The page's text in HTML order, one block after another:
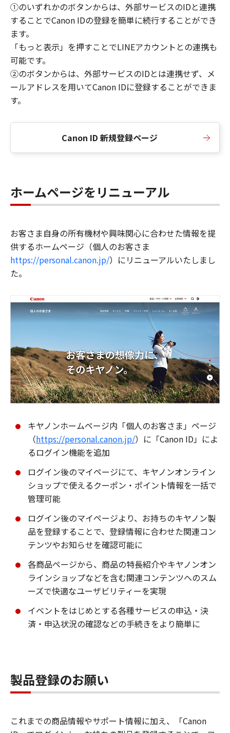
①のいずれかのボタンからは、外部サービスのIDと連携
することでCanon IDの登録を簡単に続行することができ
ます。
「もっと表示」を押すことでLINEアカウントとの連携も
可能です。
②のボタンからは、外部サービスのIDとは連携せず、メ
ールアドレスを用いてCanon IDに登録することができま
す。
Canon ID 新規登録ページ
ホームページをリニューアル
お客さま自身の所有機材や興味関心に合わせた情報を提
供するホームページ（個人のお客さま
https://personal.canon.jp/）にリニューアルいたしまし
た。
キヤノンホームページ内「個人のお客さま」ページ
（https://personal.canon.jp/）に「Canon ID」によ
るログイン機能を追加
ログイン後のマイページにて、キヤノンオンライン
ショップで使えるクーポン・ポイント情報を一括で
管理可能
ログイン後のマイページより、お持ちのキヤノン製
品を登録することで、登録情報に合わせた関連コン
テンツやお知らせを確認可能に
各商品ページから、商品の特長紹介やキヤノンオン
ラインショップなどを含む関連コンテンツへのスム
ーズで快適なユーザビリティーを実現
イベントをはじめとする各種サービスの申込・決
済・申込状況の確認などの手続きをより簡単に
製品登録のお願い
これまでの商品情報やサポート情報に加え、「Canon